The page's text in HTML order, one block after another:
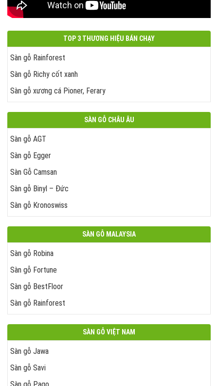
TOP 3 THƯƠNG HIỆU BÁN CHẠY
Sàn gỗ Rainforest
Sàn gỗ Richy cốt xanh
Sàn gỗ xương cá Pioner, Ferary
SÀN GỖ CHÂU ÂU
Sàn gỗ AGT
Sàn gỗ Egger
Sàn Gỗ Camsan
Sàn gỗ Binyl – Đức
Sàn gỗ Kronoswiss
SÀN GỖ MALAYSIA
Sàn gỗ Robina
Sàn gỗ Fortune
Sàn gỗ BestFloor
Sàn gỗ Rainforest
SÀN GỖ VIỆT NAM
Sàn gỗ Jawa
Sàn gỗ Savi
Sàn gỗ Pago